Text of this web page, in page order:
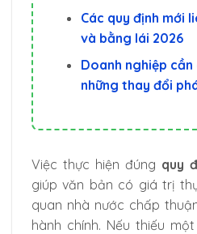
Các quy định mới
và bằng lái 2026
Doanh nghiệp
những thay đổi
Việc thực hiện đúng quy
giúp văn bản có giá trị
quan nhà nước chấp
hành chính. Nếu thiếu